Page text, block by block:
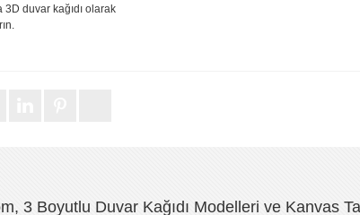
duvar kağıdı olarak
3 Boyutlu Duvar Kağıdı Modelleri ve Kanvas